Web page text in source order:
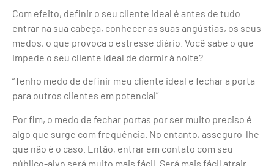
Com efeito, definir o seu cliente ideal é antes de tudo
entrar na sua cabeça, conhecer as suas angústias, os seus
medos, o que provoca o estresse diário. Você sabe o que
impede o seu cliente ideal de dormir à noite?
“Tenho medo de definir meu cliente ideal e fechar a porta
para outros clientes em potencial”
Por fim, o medo de fechar portas por ser muito preciso é
algo que surge com frequência. No entanto, asseguro-lhe
que não é o caso. Então, entrar em contato com seu
público-alvo será muito mais fácil. Será mais fácil atrair